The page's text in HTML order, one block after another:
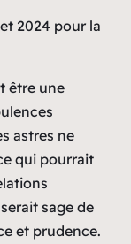
2024 pour la
être une
astres ne
qui pourrait
sage de
et prudence.